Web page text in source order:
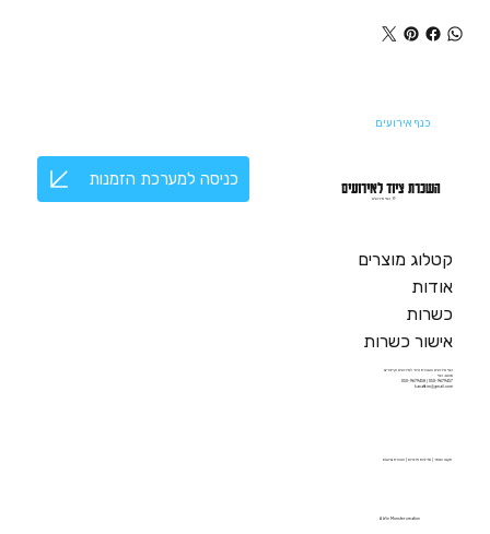
השכרת ציוד לאירועים
כנף אירועים
© כנף אירועים
כניסה למערכת הזמנות
כנף אירועים השכרת ציוד לאירועים וקייטרינג
מושב כנף
050-9679457 | 050-9679458
kanafbiro@gmail.com
קטלוג מוצרים
אודות
כשרות
אישור כשרות
תקנון האתר| מדיניות פרטיות| הצהרת נגישות
A Wix Monster creation